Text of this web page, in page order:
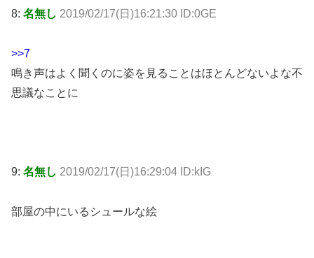
8: 名無し 2019/02/17(日)16:21:30 ID:0GE
>>7
鳴き声はよく聞くのに姿を見ることはほとんどないよな不
思議なことに
9: 名無し 2019/02/17(日)16:29:04 ID:kIG
部屋の中にいるシュールな絵